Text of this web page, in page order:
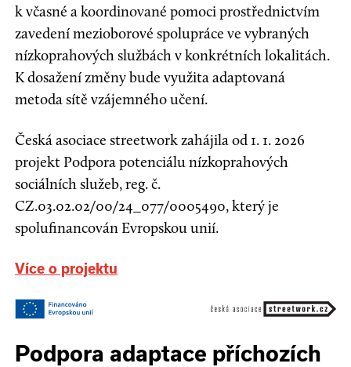
k včasné a koordinované pomoci prostřednictvím
zavedení mezioborové spolupráce ve vybraných
nízkoprahových službách v konkrétních lokalitách.
K dosažení změny bude využita adaptovaná
metoda sítě vzájemného učení.
Česká asociace streetwork zahájila od 1. 1. 2026
projekt Podpora potenciálu nízkoprahových
sociálních služeb, reg. č.
CZ.03.02.02/00/24_077/0005490, který je
spolufinancován Evropskou unií.
Více o projektu
Podpora adaptace příchozích